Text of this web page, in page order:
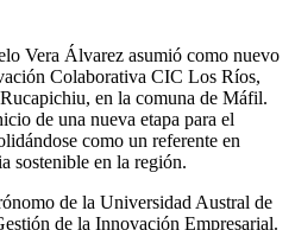
Vera Álvarez asumió como nuevo
Colaborativa CIC Los Ríos,
en la comuna de Máfil.
de una nueva etapa para el
como un referente en
sostenible en la región.
de la Universidad Austral de
de la Innovación Empresarial.